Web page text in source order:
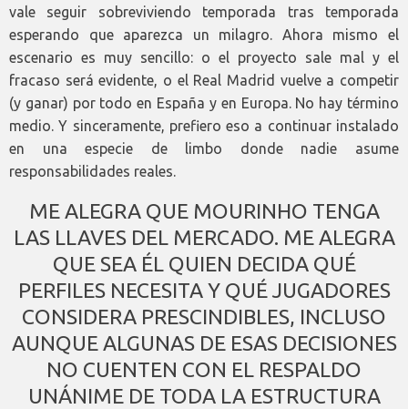
vale seguir sobreviviendo temporada tras temporada
esperando que aparezca un milagro. Ahora mismo el
escenario es muy sencillo: o el proyecto sale mal y el
fracaso será evidente, o el Real Madrid vuelve a competir
(y ganar) por todo en España y en Europa. No hay término
medio. Y sinceramente, prefiero eso a continuar instalado
en una especie de limbo donde nadie asume
responsabilidades reales.
ME ALEGRA QUE MOURINHO TENGA
LAS LLAVES DEL MERCADO. ME ALEGRA
QUE SEA ÉL QUIEN DECIDA QUÉ
PERFILES NECESITA Y QUÉ JUGADORES
CONSIDERA PRESCINDIBLES, INCLUSO
AUNQUE ALGUNAS DE ESAS DECISIONES
NO CUENTEN CON EL RESPALDO
UNÁNIME DE TODA LA ESTRUCTURA